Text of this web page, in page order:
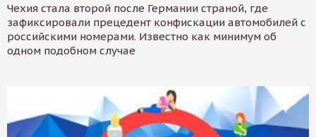
Чехия стала второй после Германии страной, где
зафиксировали прецедент конфискации автомобилей с
российскими номерами. Известно как минимум об
одном подобном случае